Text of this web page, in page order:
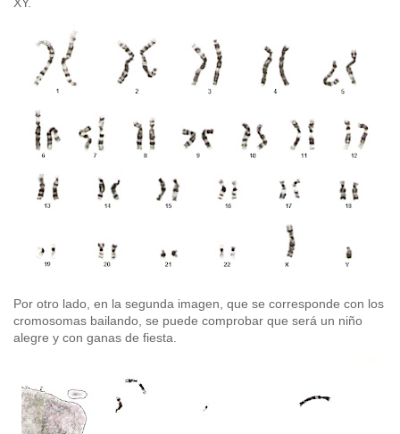
Por otro lado, en la segunda imagen, que se corresponde con los
cromosomas bailando, se puede comprobar que será un niño
alegre y con ganas de fiesta.